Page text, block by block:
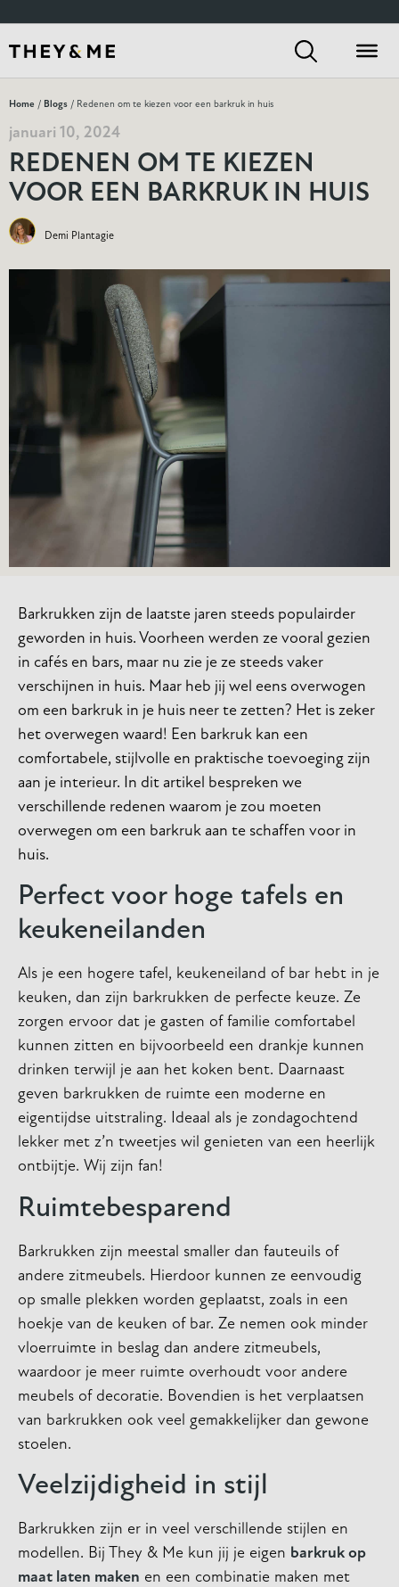
Home / Blogs / Redenen om te kiezen voor een barkruk in huis
januari 10, 2024
REDENEN OM TE KIEZEN
VOOR EEN BARKRUK IN HUIS
Demi Plantagie
Barkrukken zijn de laatste jaren steeds populairder
geworden in huis. Voorheen werden ze vooral gezien
in cafés en bars, maar nu zie je ze steeds vaker
verschijnen in huis. Maar heb jij wel eens overwogen
om een barkruk in je huis neer te zetten? Het is zeker
het overwegen waard! Een barkruk kan een
comfortabele, stijlvolle en praktische toevoeging zijn
aan je interieur. In dit artikel bespreken we
verschillende redenen waarom je zou moeten
overwegen om een barkruk aan te schaffen voor in
huis.
Perfect voor hoge tafels en
keukeneilanden
Als je een hogere tafel, keukeneiland of bar hebt in je
keuken, dan zijn barkrukken de perfecte keuze. Ze
zorgen ervoor dat je gasten of familie comfortabel
kunnen zitten en bijvoorbeeld een drankje kunnen
drinken terwijl je aan het koken bent. Daarnaast
geven barkrukken de ruimte een moderne en
eigentijdse uitstraling. Ideaal als je zondagochtend
lekker met z’n tweetjes wil genieten van een heerlijk
ontbijtje. Wij zijn fan!
Ruimtebesparend
Barkrukken zijn meestal smaller dan fauteuils of
andere zitmeubels. Hierdoor kunnen ze eenvoudig
op smalle plekken worden geplaatst, zoals in een
hoekje van de keuken of bar. Ze nemen ook minder
vloerruimte in beslag dan andere zitmeubels,
waardoor je meer ruimte overhoudt voor andere
meubels of decoratie. Bovendien is het verplaatsen
van barkrukken ook veel gemakkelijker dan gewone
stoelen.
Veelzijdigheid in stijl
Barkrukken zijn er in veel verschillende stijlen en
modellen. Bij They & Me kun jij je eigen barkruk op
maat laten maken en een combinatie maken met